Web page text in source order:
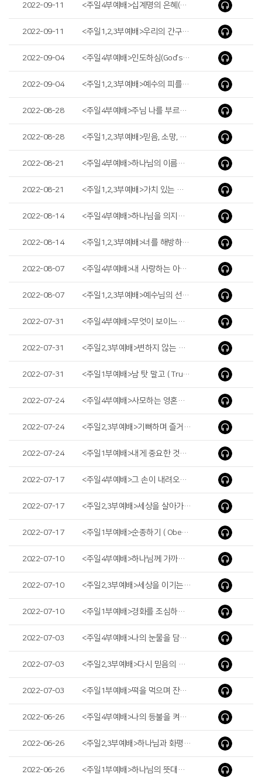
2022-09-11 <주일4부예배>십계명의 은혜(Ⅰ) (The Grace of the Ten Commandments) (Ⅰ)
2022-09-11 <주일1,2,3부예배>우리의 간구(Our Prayer)
2022-09-04 <주일4부예배>인도하심(God’s Guidance)
2022-09-04 <주일1,2,3부예배>예수의 피를 힘입어(By the Blood of Jesus)
2022-08-28 <주일4부예배>주님 나를 부르실 때(When the Lord Calls Me)
2022-08-28 <주일1,2,3부예배>믿음, 소망, 사랑(Faith, Hope and Love)
2022-08-21 <주일4부예배>하나님의 이름으로 나아가노라(I Come in the Name of the God)
2022-08-21 <주일1,2,3부예배>가치 있는 삶, 가치 있는 믿음(A Worthwhile Life, a Worthwhile Belief)
2022-08-14 <주일4부예배>하나님을 의지하는 사람(The Man Who Trusts in God)
2022-08-14 <주일1,2,3부예배>너를 해방하였음이라(The Law of the Spirit has set you Free)
2022-08-07 <주일4부예배>내 사랑하는 아들 내 기뻐하는 자 ( My Beloved Son in Whom I Delight )
2022-08-07 <주일1,2,3부예배>예수님의 선택 ( Jesus’ Choice )
2022-07-31 <주일4부예배>무엇이 보이느냐?(Do You See Anything?)
2022-07-31 <주일2,3부예배>변하지 않는 믿음 ( Unchanging Faith )
2022-07-31 <주일1부예배>남 탓 말고 ( Trusting God’s Plan )
2022-07-24 <주일4부예배>사모하는 영혼을 만족하게 하시는 하나님 ( God Who Satisfies the Thirsty )
2022-07-24 <주일2,3부예배>기뻐하며 즐거워할지어다 ( Be Glad and Rejoice )
2022-07-24 <주일1부예배>내게 중요한 것이 그에게는 안 중요할 때 ( The Clash of Values )
2022-07-17 <주일4부예배>그 손이 내려오지 아니한지라 ( Hands Remained Steady )
2022-07-17 <주일2,3부예배>세상을 살아가게 하는 힘 ( Power to Live the World )
2022-07-17 <주일1부예배>순종하기 ( Obedience )
2022-07-10 <주일4부예배>하나님께 가까이 함이 복이라( It Is Good to Be near God )
2022-07-10 <주일2,3부예배>세상을 이기는 우리의 믿음 ( Our Faith That Overcomes the World )
2022-07-10 <주일1부예배>경화를 조심하라( Watch Out for Hardening )
2022-07-03 <주일4부예배>나의 눈물을 담으소서( Put My Tears in Your Bottle )
2022-07-03 <주일2,3부예배>다시 믿음의 출발선에 서자( Let’s Get Back to the Starting Line of Faith )
2022-07-03 <주일1부예배>떡을 먹으며 잔을 마실 때마다( Whenever You Eat This Bread and Drink This Cup )
2022-06-26 <주일4부예배>나의 등불을 켜시는 주님( The Lord Who Lights My Lamp )
2022-06-26 <주일2,3부예배>하나님과 화평을 누리자( We Have Peace With god )
2022-06-26 <주일1부예배>하나님의 뜻대로( According to God’s Will )